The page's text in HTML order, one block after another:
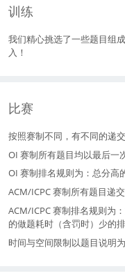
训练
我们精心挑选了一些题目组
入！
比赛
按照赛制不同，有不同的递交
OI 赛制所有题目均以最后一
OI 赛制排名规则为：总分高
ACM/ICPC 赛制所有题目递
ACM/ICPC 赛制排名规则为
的做题耗时（含罚时）少的排
时间与空间限制以题目说明